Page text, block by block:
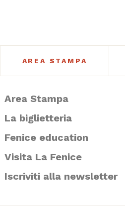
AREA STAMPA
Area Stampa
La biglietteria
Fenice education
Visita La Fenice
Iscriviti alla newsletter